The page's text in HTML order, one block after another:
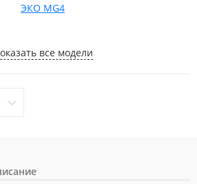
ЭКО MG4
все модели